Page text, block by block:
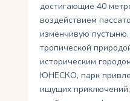
достигающие 40
воздействием
изменчивую пустыню,
тропической
историческим
ЮНЕСКО, парк
ищущих